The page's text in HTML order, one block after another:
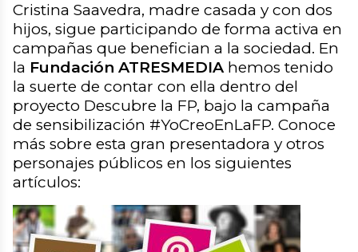
Cristina Saavedra, madre casada y con dos
hijos, sigue participando de forma activa en
campañas que benefician a la sociedad. En
la Fundación ATRESMEDIAhemos tenido
la suerte de contar con ella dentro del
proyecto Descubre la FP, bajo la campaña
de sensibilización #YoCreoEnLaFP. Conoce
más sobre esta gran presentadora y otros
personajes públicos en los siguientes
artículos: